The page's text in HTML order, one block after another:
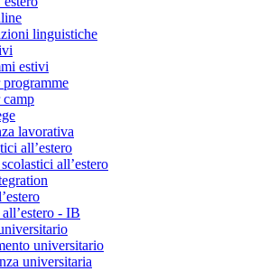
linguistiche
estivi
programme
camp
lavorativa
all’estero
all’estero
- IB
universitario
universitaria